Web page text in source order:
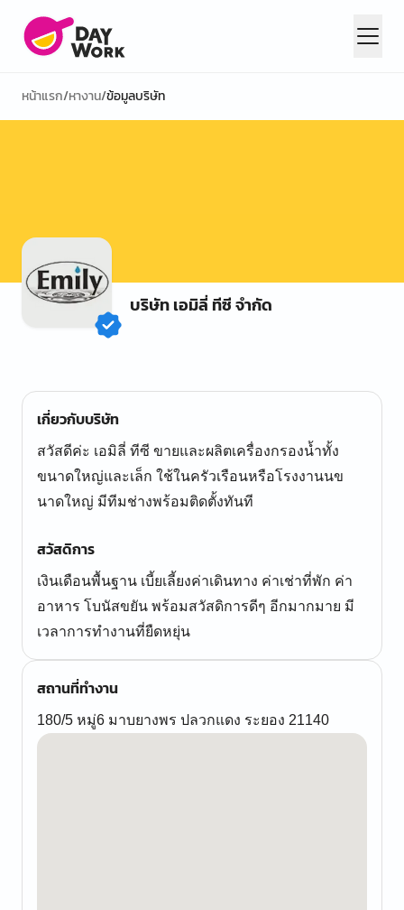
หน้าแรก/หางาน/ข้อมูลบริษัท
บริษัท เอมิลี่ ทีซี จำกัด
เกี่ยวกับบริษัท
สวัสดีค่ะ เอมิลี่ ทีซี ขายและผลิตเครื่องกรองน้ำทั้ง
ขนาดใหญ่และเล็ก ใช้ในครัวเรือนหรือโรงงานนข
นาดใหญ่ มีทีมช่างพร้อมติดตั้งทันที
สวัสดิการ
เงินเดือนพื้นฐาน เบี้ยเลี้ยงค่าเดินทาง ค่าเช่าที่พัก ค่า
อาหาร โบนัสขยัน พร้อมสวัสดิการดีๆ อีกมากมาย มี
เวลาการทำงานที่ยืดหยุ่น
สถานที่ทำงาน
180/5 หมู่6 มาบยางพร ปลวกแดง ระยอง 21140